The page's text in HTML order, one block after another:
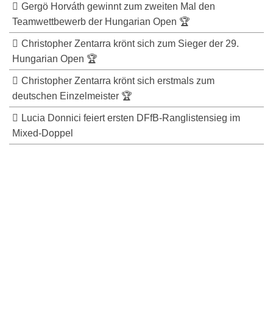
Gergö Horváth gewinnt zum zweiten Mal den
Teamwettbewerb der Hungarian Open 🏆
Christopher Zentarra krönt sich zum Sieger der 29.
Hungarian Open 🏆
Christopher Zentarra krönt sich erstmals zum
deutschen Einzelmeister 🏆
Lucia Donnici feiert ersten DFfB-Ranglistensieg im
Mixed-Doppel